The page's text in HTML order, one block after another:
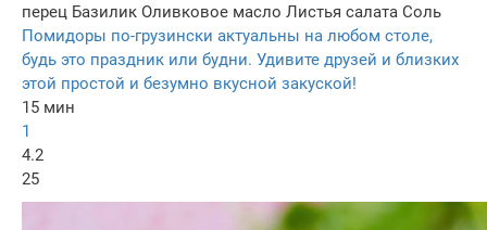
перец Базилик Оливковое масло Листья салата Соль
Помидоры по-грузински актуальны на любом столе,
будь это праздник или будни. Удивите друзей и близких
этой простой и безумно вкусной закуской!
15 мин
1
4.2
25